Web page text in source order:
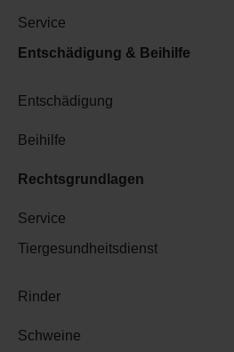
Service
Entschädigung & Beihilfe
Entschädigung
Beihilfe
Rechtsgrundlagen
Service
Tiergesundheitsdienst
Rinder
Schweine